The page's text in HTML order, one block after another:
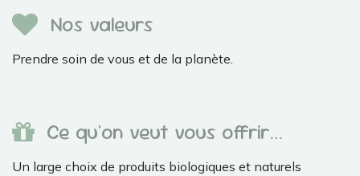
Nos valeurs
Prendre soin de vous et de la planète.
Ce qu'on veut vous offrir…
Un large choix de produits biologiques et naturels